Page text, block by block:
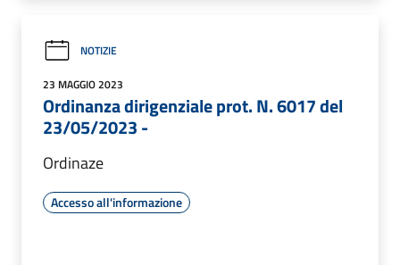
NOTIZIE
23 MAGGIO 2023
Ordinanza dirigenziale prot. N. 6017 del
23/05/2023 -
Ordinaze
Accesso all'informazione